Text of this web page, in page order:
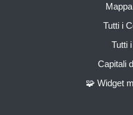
Tutti i
Tutti
Capitali
🧩 Widget